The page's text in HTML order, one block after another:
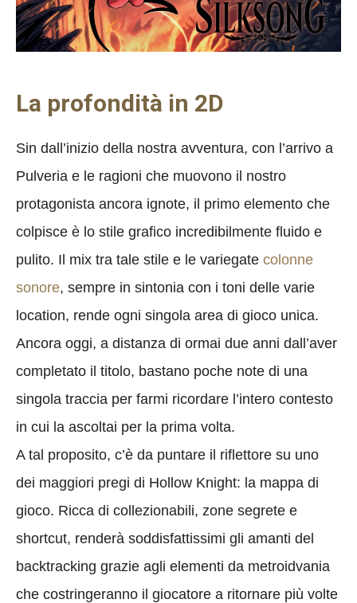
La profondità in 2D
Sin dall’inizio della nostra avventura, con l’arrivo a
Pulveria e le ragioni che muovono il nostro
protagonista ancora ignote, il primo elemento che
colpisce è lo stile grafico incredibilmente fluido e
pulito. Il mix tra tale stile e le variegate colonne
sonore, sempre in sintonia con i toni delle varie
location, rende ogni singola area di gioco unica.
Ancora oggi, a distanza di ormai due anni dall’aver
completato il titolo, bastano poche note di una
singola traccia per farmi ricordare l’intero contesto
in cui la ascoltai per la prima volta.
A tal proposito, c’è da puntare il riflettore su uno
dei maggiori pregi di Hollow Knight: la mappa di
gioco. Ricca di collezionabili, zone segrete e
shortcut, renderà soddisfattissimi gli amanti del
backtracking grazie agli elementi da metroidvania
che costringeranno il giocatore a ritornare più volte